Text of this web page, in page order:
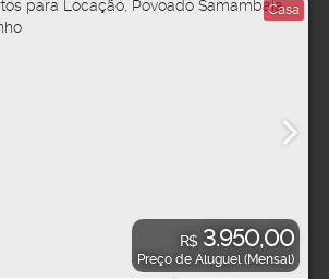
Casa
R$ 3.950,00
Preço de Aluguel (Mensal)